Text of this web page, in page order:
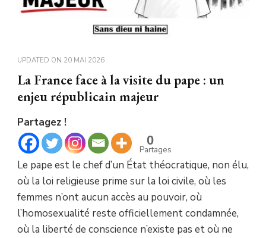
UPDATED ON 20 MAI 2026
La France face à la visite du pape : un
enjeu républicain majeur
Partagez !
0
Partages
Le pape est le chef d’un État théocratique, non élu,
où la loi religieuse prime sur la loi civile, où les
femmes n’ont aucun accès au pouvoir, où
l’homosexualité reste officiellement condamnée,
où la liberté de conscience n’existe pas et où ne